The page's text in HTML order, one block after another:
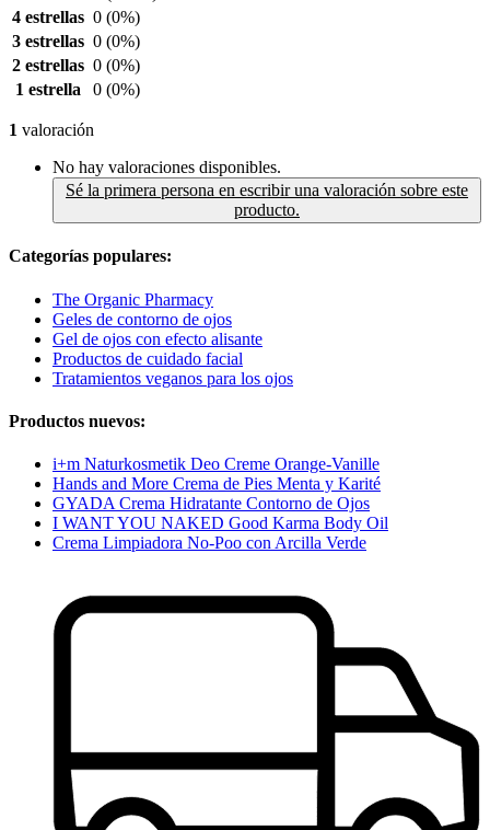
4 estrellas 0 (0%)
3 estrellas 0 (0%)
2 estrellas 0 (0%)
1 estrella
0 (0%)
1 valoración
No hay valoraciones disponibles.
Sé la primera persona en escribir una valoración sobre este
producto.
Categorías populares:
The Organic Pharmacy
Geles de contorno de ojos
Gel de ojos con efecto alisante
Productos de cuidado facial
Tratamientos veganos para los ojos
Productos nuevos:
i+m Naturkosmetik Deo Creme Orange-Vanille
Hands and More Crema de Pies Menta y Karité
GYADA Crema Hidratante Contorno de Ojos
I WANT YOU NAKED Good Karma Body Oil
Crema Limpiadora No-Poo con Arcilla Verde